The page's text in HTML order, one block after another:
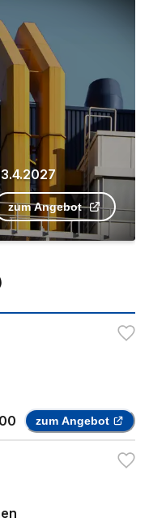
zum Angebot
zum Angebot